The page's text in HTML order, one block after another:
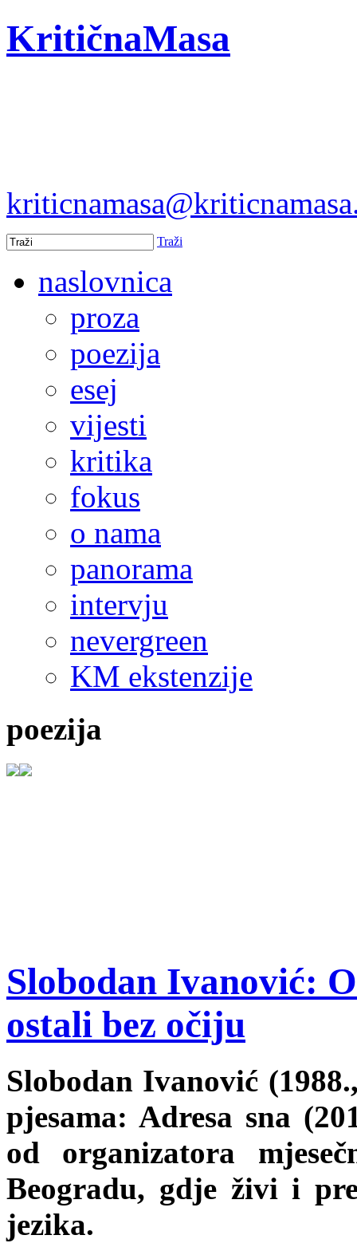
KritičnaMasa
Traži
naslovnica
proza
poezija
esej
vijesti
kritika
fokus
o nama
panorama
intervju
nevergreen
KM ekstenzije
poezija
Slobodan Ivanović:
ostali bez očiju
Slobodan Ivanović
pjesama: Adresa sna
od organizatora
Beogradu, gdje živi i
jezika.